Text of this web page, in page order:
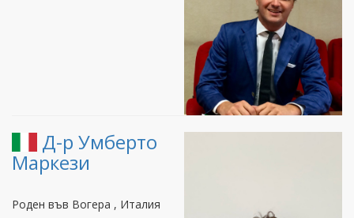
Д-р Умберто
Маркези
Роден във Вогера , Италия